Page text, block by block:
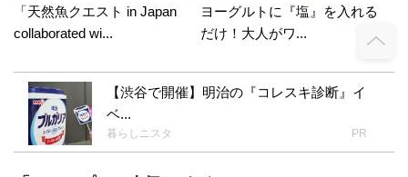
「天然魚クエスト in Japan
collaborated wi...
ヨーグルトに『塩』を入れる
だけ！大人がワ...
【渋谷で開催】明治の『コレスキ診断』イ
ベ...
暮らしニスタ PR